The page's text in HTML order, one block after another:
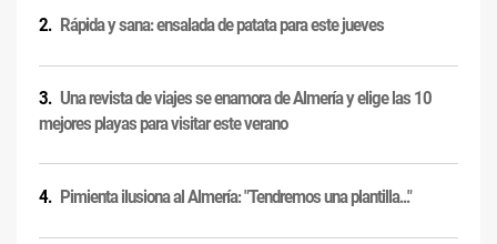
Rápida y sana: ensalada de patata para este jueves
Una revista de viajes se enamora de Almería y elige las 10
mejores playas para visitar este verano
Pimienta ilusiona al Almería: "Tendremos una plantilla..."